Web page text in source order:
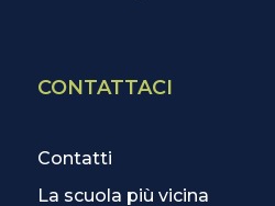
CONTATTACI
Contatti
La scuola più vicina